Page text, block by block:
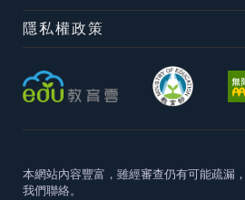
隱私權政策
本網站內容豐富，雖經審查仍有可能疏漏，
我們聯絡。